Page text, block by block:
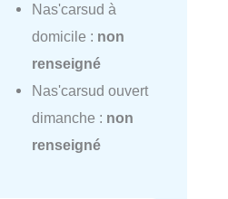
Nas'carsud à
domicile : non
renseigné
Nas'carsud ouvert
dimanche : non
renseigné